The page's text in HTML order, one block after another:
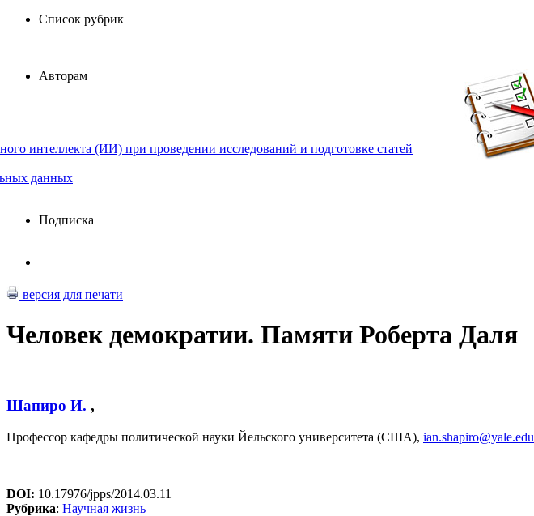
Список рубрик
Авторам
интеллекта (ИИ) при проведении исследований и подготовке статей
данных
Подписка
версия для печати
Человек демократии. Памяти Роберта Даля
Шапиро И. ,
Профессор кафедры политической науки Йельского университета (США), ian.shapiro@yale.edu
DOI: 10.17976/jpps/2014.03.11
Рубрика: Научная жизнь